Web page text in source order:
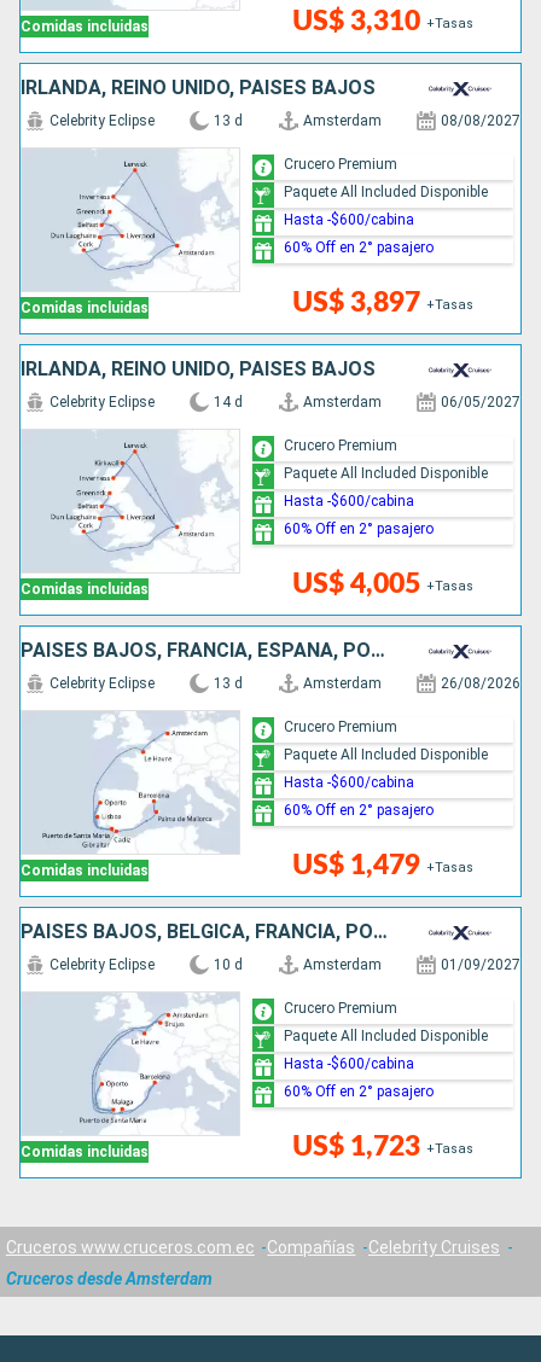
Comidas incluidas US$ 3,310 +Tasas
IRLANDA, REINO UNIDO, PAISES BAJOS
Comidas incluidas
Celebrity Eclipse 13 d Amsterdam 08/08/2027
US$ 3,897 +Tasas
Crucero Premium
Paquete All Included Disponible
Hasta -$600/cabina
60% Off en 2° pasajero
IRLANDA, REINO UNIDO, PAISES BAJOS
Comidas incluidas
Celebrity Eclipse 14 d Amsterdam 06/05/2027
US$ 4,005 +Tasas
Crucero Premium
Paquete All Included Disponible
Hasta -$600/cabina
60% Off en 2° pasajero
PAISES BAJOS, FRANCIA, ESPAÑA, PORTUGAL
Comidas incluidas
Celebrity Eclipse 13 d Amsterdam 26/08/2026
US$ 1,479 +Tasas
Crucero Premium
Paquete All Included Disponible
Hasta -$600/cabina
60% Off en 2° pasajero
PAISES BAJOS, BÉLGICA, FRANCIA, PORTUGAL, ESPAÑA
Comidas incluidas
Celebrity Eclipse 10 d Amsterdam 01/09/2027
US$ 1,723 +Tasas
Crucero Premium
Paquete All Included Disponible
Hasta -$600/cabina
60% Off en 2° pasajero
Cruceros www.cruceros.com.ec Compañías
Celebrity Cruises
Cruceros desde Amsterdam